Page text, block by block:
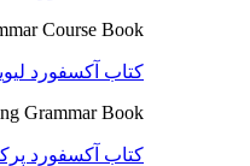
Course Book
کتاب آکسفورد
Grammar Book
کتاب آکسفورد